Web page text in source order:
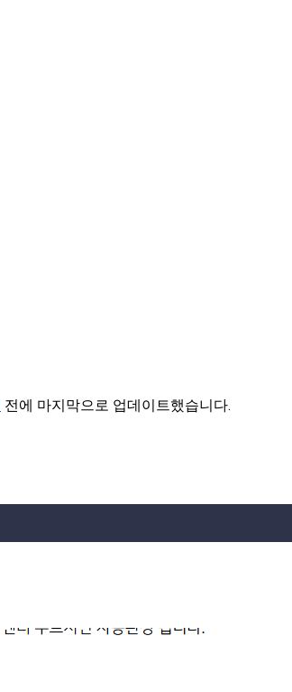
전에 마지막으로 업데이트했습니다.